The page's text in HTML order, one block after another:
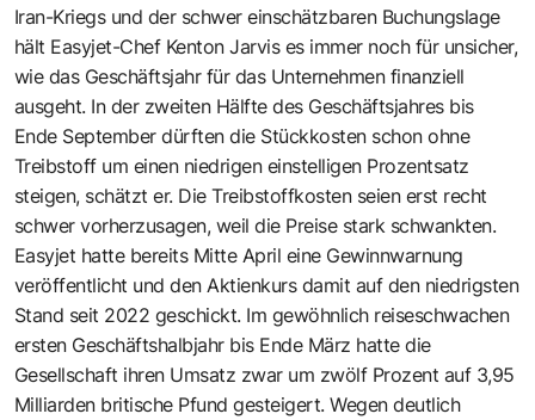
Iran-Kriegs und der schwer einschätzbaren Buchungslage
hält Easyjet-Chef Kenton Jarvis es immer noch für unsicher,
wie das Geschäftsjahr für das Unternehmen finanziell
ausgeht. In der zweiten Hälfte des Geschäftsjahres bis
Ende September dürften die Stückkosten schon ohne
Treibstoff um einen niedrigen einstelligen Prozentsatz
steigen, schätzt er. Die Treibstoffkosten seien erst recht
schwer vorherzusagen, weil die Preise stark schwankten.
Easyjet hatte bereits Mitte April eine Gewinnwarnung
veröffentlicht und den Aktienkurs damit auf den niedrigsten
Stand seit 2022 geschickt. Im gewöhnlich reiseschwachen
ersten Geschäftshalbjahr bis Ende März hatte die
Gesellschaft ihren Umsatz zwar um zwölf Prozent auf 3,95
Milliarden britische Pfund gesteigert. Wegen deutlich